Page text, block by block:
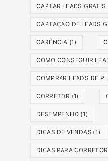
CAPTAR LEADS GRATIS
CAPTAÇÃO DE LEADS
CARÊNCIA (1)
COMO CONSEGUIR
COMPRAR LEADS DE
CORRETOR (1)
DESEMPENHO (1)
DICAS DE VENDAS (1)
DICAS PARA